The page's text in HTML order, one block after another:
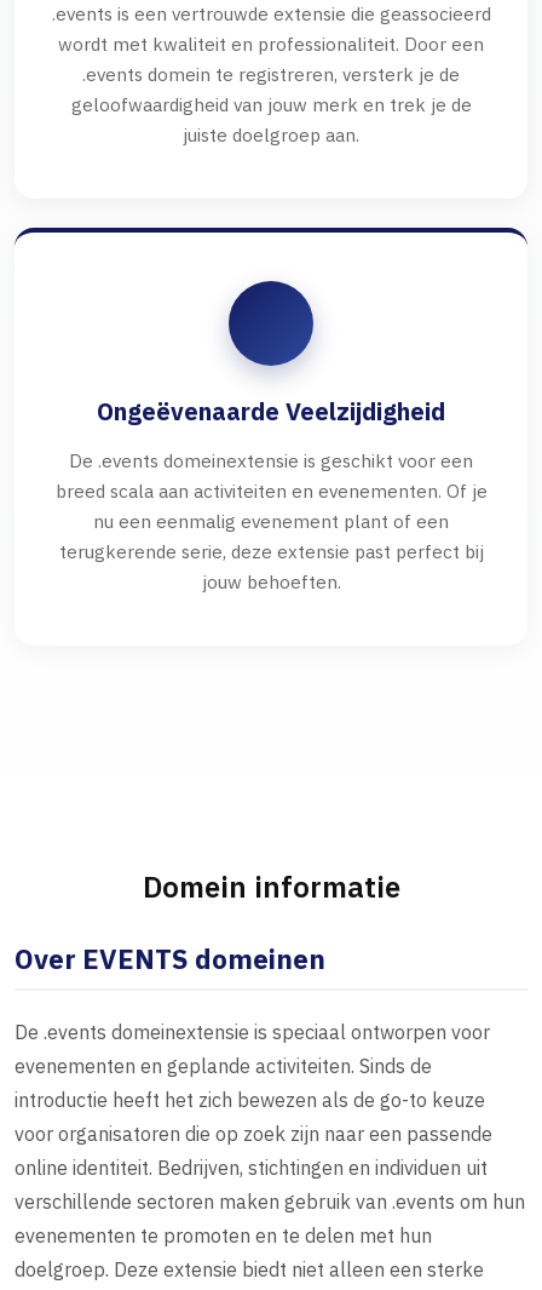
.events is een vertrouwde extensie die geassocieerd
wordt met kwaliteit en professionaliteit. Door een
.events domein te registreren, versterk je de
geloofwaardigheid van jouw merk en trek je de
juiste doelgroep aan.
Ongeëvenaarde Veelzijdigheid
De .events domeinextensie is geschikt voor een
breed scala aan activiteiten en evenementen. Of je
nu een eenmalig evenement plant of een
terugkerende serie, deze extensie past perfect bij
jouw behoeften.
Domein informatie
Over EVENTS domeinen
De .events domeinextensie is speciaal ontworpen voor
evenementen en geplande activiteiten. Sinds de
introductie heeft het zich bewezen als de go-to keuze
voor organisatoren die op zoek zijn naar een passende
online identiteit. Bedrijven, stichtingen en individuen uit
verschillende sectoren maken gebruik van .events om hun
evenementen te promoten en te delen met hun
doelgroep. Deze extensie biedt niet alleen een sterke